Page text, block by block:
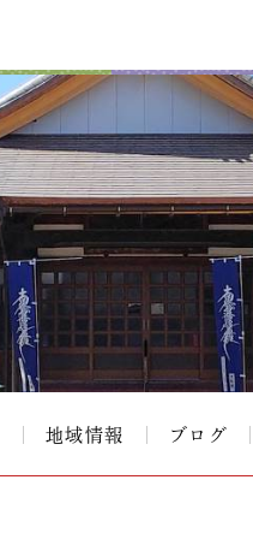
地域情報 ブログ